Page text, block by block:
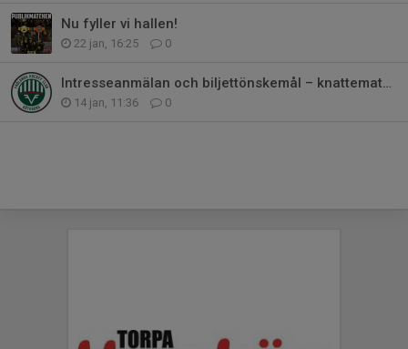
Nu fyller vi hallen!
22 jan, 16:25 0
Intresseanmälan och biljettönskemål – knattematch i Scandinavium 12 mars (F
14 jan, 11:36 0